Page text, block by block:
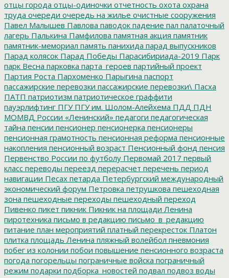
отцы города отцы-одиночки отчетность охота охрана
труда очереди очередь на жилье очистные сооружения
Павел Малышев Павлова паводок падение пал палаточный
лагерь Палькина Памфилова памятная акция памятник
памятник-мемориал память панихида парад выпускников
Парад колясок Парад Победы Парасибириада-2019 Парк
парк Весна парковка парта_героев партийный проект
Партия Роста Пархоменко Парыгина паспорт
пассажирские перевозки пассажирские перевозки\ Пасха
ПАТП патриотизм патриотическое граффити
пауэрлифтинг ПГУПГУ им. Шолом-Алейхема ПДД ПДН
МОМВД России «Ленинский» педагоги педагогическая
тайна пенсии пенсионер пенсионерка пенсионеры
пенсионная грамотность пенсионная реформа пенсионные
накопления пенсионный возраст Пенсионный фонд пенсия
Первенство России по футболу Первомай 2017 первый
класс переводы переезд перерасчет перечень период
навигации Песах петарда Петербургский международный
экономический форум Петровка петрушкова пешеходная
зона пешеходные переходы пешеходный переход
Пивенко пикет пикник Пикник на площади Ленина
пиротехника письмо в редакцию письмо_в_редакцию
питание план мероприятий платный перекресток Платон
плитка площадь Ленина пляжный волейбол пневмония
побег из колонии побои повышение пенсионного возраста
погода погорельцы пограничные войска пограничный
режим подарки подборка_новостей подвал подвоз воды